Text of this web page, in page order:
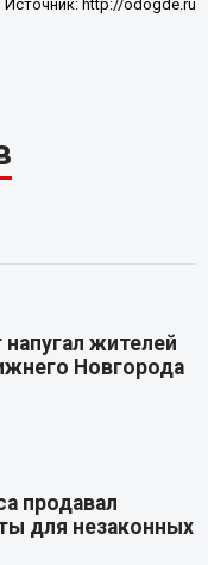
Источник: http://odogde.ru
жителей
Новгорода
продавал
для незаконных